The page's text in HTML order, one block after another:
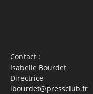
Contact :
Isabelle Bourdet
Directrice
ibourdet@pressclub.fr